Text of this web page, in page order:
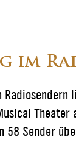
im
Theater
Sender